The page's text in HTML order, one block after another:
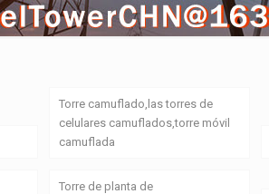
Torre camuflado,las torres de
celulares camuflados,torre móvil
camuflada
Torre de planta de